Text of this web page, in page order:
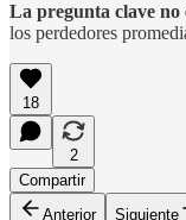
La pregunta clave no
los perdedores
18
2
Compartir
Anterior
Siguiente